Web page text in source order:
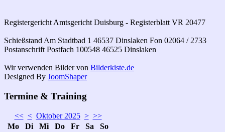
Registergericht Amtsgericht Duisburg - Registerblatt VR 20477
Schießstand Am Stadtbad 1 46537 Dinslaken Fon 02064 / 2733
Postanschrift Postfach 100548 46525 Dinslaken
Wir verwenden Bilder von Bilderkiste.de
Designed By JoomShaper
Termine & Training
<< < Oktober 2025 > >>
Mo
Di Mi Do Fr Sa
So